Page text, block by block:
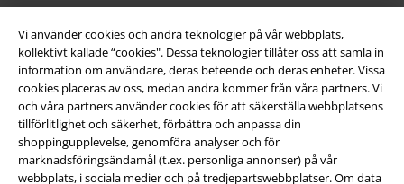
Vi använder cookies och andra teknologier på vår webbplats,
kollektivt kallade “cookies". Dessa teknologier tillåter oss att samla in
information om användare, deras beteende och deras enheter. Vissa
cookies placeras av oss, medan andra kommer från våra partners. Vi
och våra partners använder cookies för att säkerställa webbplatsens
tillförlitlighet och säkerhet, förbättra och anpassa din
shoppingupplevelse, genomföra analyser och för
marknadsföringsändamål (t.ex. personliga annonser) på vår
webbplats, i sociala medier och på tredjepartswebbplatser. Om data
Juridisk information/Villkor